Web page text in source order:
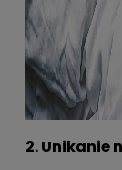
2. Unikanie